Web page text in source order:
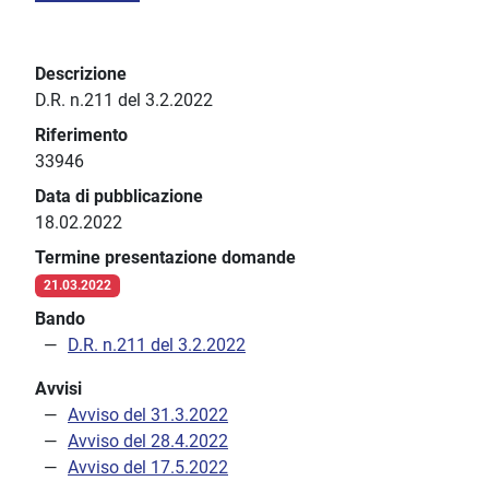
Descrizione
D.R. n.211 del 3.2.2022
Riferimento
33946
Data di pubblicazione
18.02.2022
Termine presentazione domande
21.03.2022
Bando
D.R. n.211 del 3.2.2022
Avvisi
Avviso del 31.3.2022
Avviso del 28.4.2022
Avviso del 17.5.2022